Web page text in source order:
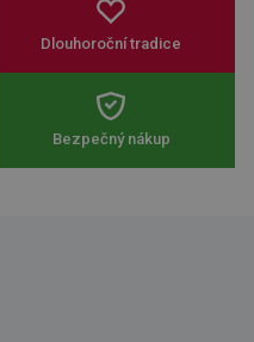
Dlouhoroční tradice
Bezpečný nákup